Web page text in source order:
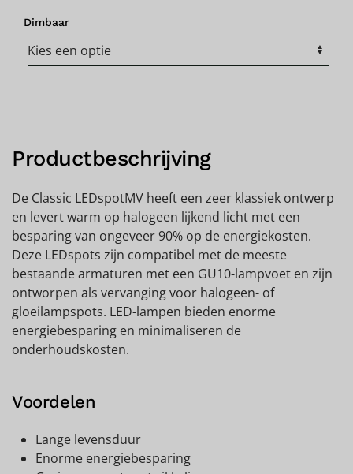
Dimbaar
Productbeschrijving
De Classic LEDspotMV heeft een zeer klassiek ontwerp
en levert warm op halogeen lijkend licht met een
besparing van ongeveer 90% op de energiekosten.
Deze LEDspots zijn compatibel met de meeste
bestaande armaturen met een GU10-lampvoet en zijn
ontworpen als vervanging voor halogeen- of
gloeilampspots. LED-lampen bieden enorme
energiebesparing en minimaliseren de
onderhoudskosten.
Voordelen
Lange levensduur
Enorme energiebesparing